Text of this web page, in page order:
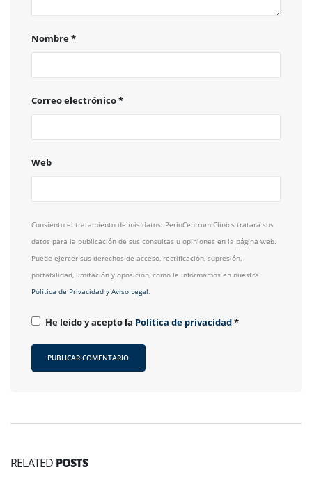
Nombre*
Correo electrónico*
Web
Consiento el tratamiento de mis datos. PerioCentrum Clinics tratará sus
datos para la publicación de sus consultas u opiniones en la página web.
Puede ejercer sus derechos de acceso, rectificación, supresión,
portabilidad, limitación y oposición, como le informamos en nuestra
Política de Privacidad y Aviso Legal.
He leído y acepto la Política de privacidad*
RELATED POSTS